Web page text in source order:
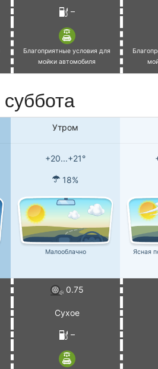
–
Благоприятные условия для
мойки автомобиля
суббота
Утром
+20...+21°
18%
Малооблачно Ясная
0.75
Сухое
–